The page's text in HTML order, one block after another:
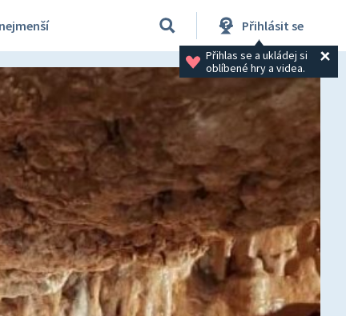
Přihlásit se
Přihlas se a ukládej si
oblíbené hry a videa.